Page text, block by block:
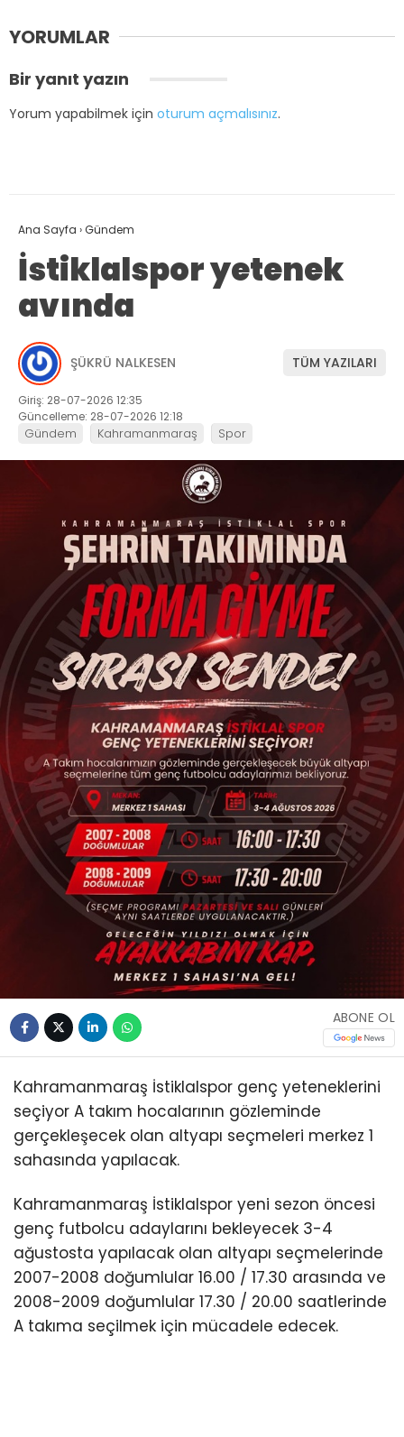
YORUMLAR
Bir yanıt yazın
Yorum yapabilmek için oturum açmalısınız.
Ana Sayfa ›Gündem
İstiklalspor yetenek
avında
ŞÜKRÜ NALKESEN TÜM YAZILARI
Giriş: 28-07-2026 12:35
Güncelleme: 28-07-2026 12:18
Gündem Kahramanmaraş Spor
ABONE OL
Kahramanmaraş İstiklalspor genç yeteneklerini
seçiyor A takım hocalarının gözleminde
gerçekleşecek olan altyapı seçmeleri merkez 1
sahasında yapılacak.
Kahramanmaraş İstiklalspor yeni sezon öncesi
genç futbolcu adaylarını bekleyecek 3-4
ağustosta yapılacak olan altyapı seçmelerinde
2007-2008 doğumlular 16.00 / 17.30 arasında ve
2008-2009 doğumlular 17.30 / 20.00 saatlerinde
A takıma seçilmek için mücadele edecek.